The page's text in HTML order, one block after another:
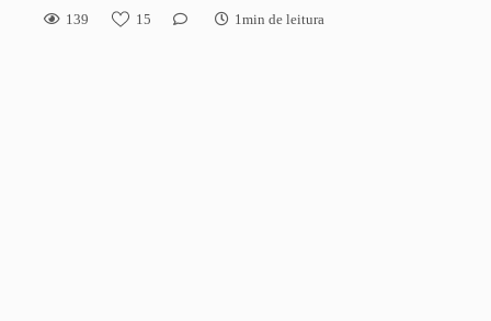
139 15 1min de leitura